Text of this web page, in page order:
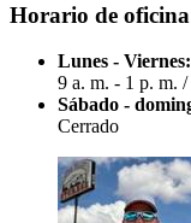
Horario de oficina
Lunes - Viernes:
9 a. m. - 1 p. m. /
Sábado -
Cerrado